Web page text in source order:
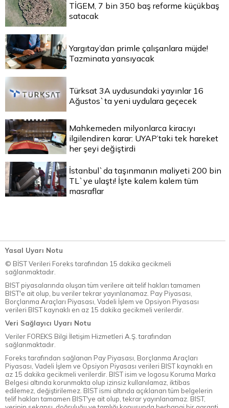
TİGEM, 7 bin 350 baş reforme küçükbaş
satacak
Yargıtay’dan primle çalışanlara müjde!
Tazminata yansıyacak
Türksat 3A uydusundaki yayınlar 16
Ağustos`ta yeni uydulara geçecek
Mahkemeden milyonlarca kiracıyı
ilgilendiren karar: UYAP’taki tek hareket
her şeyi değiştirdi
İstanbul`da taşınmanın maliyeti 200 bin
TL`ye ulaştı! İşte kalem kalem tüm
masraflar
Yasal Uyarı Notu
© BİST Verileri Foreks tarafından 15 dakika gecikmeli
sağlanmaktadır.
BIST piyasalarında oluşan tüm verilere ait telif hakları tamamen
BIST'e ait olup, bu veriler tekrar yayınlanamaz. Pay Piyasası,
Borçlanma Araçları Piyasası, Vadeli İşlem ve Opsiyon Piyasası
verileri BIST kaynaklı en az 15 dakika gecikmeli verilerdir.
Veri Sağlayıcı Uyarı Notu
Veriler FOREKS Bilgi İletişim Hizmetleri A.Ş. tarafından
sağlanmaktadır.
Foreks tarafından sağlanan Pay Piyasası, Borçlanma Araçları
Piyasası, Vadeli İşlem ve Opsiyon Piyasası verileri BIST kaynaklı en
az 15 dakika gecikmeli verilerdir. BIST isim ve logosu Koruma Marka
Belgesi altında korunmakta olup izinsiz kullanılamaz, iktibas
edilemez, değiştirilemez. BIST ismi altında açıklanan tüm belgelerin
telif hakları tamamen BIST'ye ait olup, tekrar yayınlanamaz. BIST,